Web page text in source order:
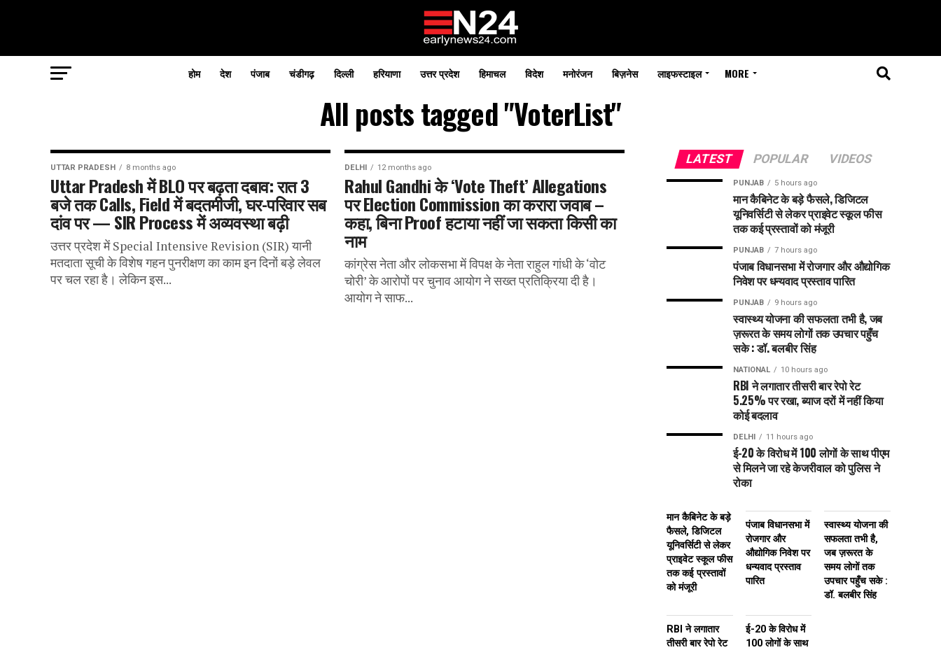
होम देश पंजाब चंडीगढ़ दिल्ली हरियाणा उत्तर प्रदेश हिमाचल विदेश मनोरंजन बिज़नेस लाइफस्टाइल MORE
All posts tagged "VoterList"
UTTAR PRADESH 8 months ago
Uttar Pradesh में BLO पर बढ़ता दबाव: रात 3
बजे तक Calls, Field में बदतमीजी, घर-परिवार सब
दांव पर — SIR Process में अव्यवस्था बढ़ी
उत्तर प्रदेश में Special Intensive Revision (SIR) यानी
मतदाता सूची के विशेष गहन पुनरीक्षण का काम इन दिनों बड़े लेवल
पर चल रहा है। लेकिन इस...
DELHI 12 months ago
Rahul Gandhi के ‘Vote Theft’ Allegations
पर Election Commission का करारा जवाब –
कहा, बिना Proof हटाया नहीं जा सकता किसी का
नाम
कांग्रेस नेता और लोकसभा में विपक्ष के नेता राहुल गांधी के ‘वोट
चोरी’ के आरोपों पर चुनाव आयोग ने सख्त प्रतिक्रिया दी है।
आयोग ने साफ...
LATEST POPULAR VIDEOS
PUNJAB 5 hours ago
मान कैबिनेट के बड़े फैसले, डिजिटल
यूनिवर्सिटी से लेकर प्राइवेट स्कूल फीस
तक कई प्रस्तावों को मंजूरी
PUNJAB 7 hours ago
पंजाब विधानसभा में रोजगार और औद्योगिक
निवेश पर धन्यवाद प्रस्ताव पारित
PUNJAB 9 hours ago
स्वास्थ्य योजना की सफलता तभी है, जब
ज़रूरत के समय लोगों तक उपचार पहुँच
सके : डॉ. बलबीर सिंह
NATIONAL 10 hours ago
RBI ने लगातार तीसरी बार रेपो रेट
5.25% पर रखा, ब्याज दरों में नहीं किया
कोई बदलाव
DELHI 11 hours ago
ई-20 के विरोध में 100 लोगों के साथ पीएम
से मिलने जा रहे केजरीवाल को पुलिस ने
रोका
मान कैबिनेट के बड़े
फैसले, डिजिटल
यूनिवर्सिटी से लेकर
प्राइवेट स्कूल फीस
तक कई प्रस्तावों
को मंजूरी
पंजाब विधानसभा में
रोजगार और
औद्योगिक निवेश पर
धन्यवाद प्रस्ताव
पारित
स्वास्थ्य योजना की
सफलता तभी है,
जब ज़रूरत के
समय लोगों तक
उपचार पहुँच सके :
डॉ. बलबीर सिंह
RBI ने लगातार
तीसरी बार रेपो रेट
ई-20 के विरोध में
100 लोगों के साथ